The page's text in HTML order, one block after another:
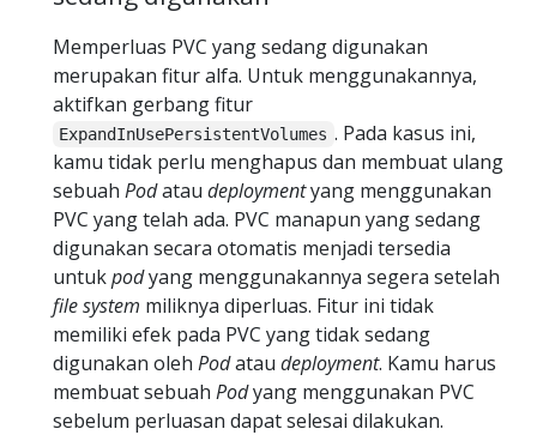
Memperluas PVC yang sedang digunakan
merupakan fitur alfa. Untuk menggunakannya,
aktifkan gerbang fitur
ExpandInUsePersistentVolumes . Pada kasus ini,
kamu tidak perlu menghapus dan membuat ulang
sebuah Podatau deploymentyang menggunakan
PVC yang telah ada. PVC manapun yang sedang
digunakan secara otomatis menjadi tersedia
untukpodyang menggunakannya segera setelah
file system miliknya diperluas. Fitur ini tidak
memiliki efek pada PVC yang tidak sedang
digunakan oleh Podatau deployment. Kamu harus
membuat sebuah Podyang menggunakan PVC
sebelum perluasan dapat selesai dilakukan.